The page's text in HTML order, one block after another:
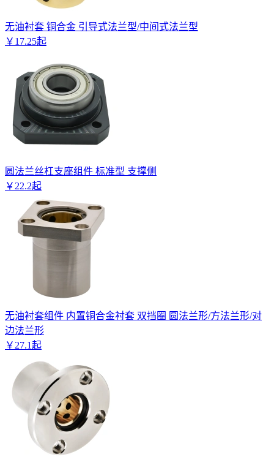
无油衬套 铜合金 引导式法兰型/中间式法兰型
￥ 17.25起
圆法兰丝杠支座组件 标准型 支撑侧
￥ 22.2起
无油衬套组件 内置铜合金衬套 双挡圈 圆法兰形/方法兰形/对
边法兰形
￥ 27.1起